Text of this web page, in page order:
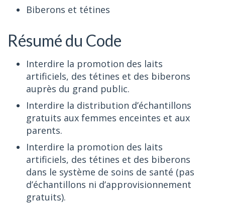
Biberons et tétines
Résumé du Code
Interdire la promotion des laits
artificiels, des tétines et des biberons
auprès du grand public.
Interdire la distribution d’échantillons
gratuits aux femmes enceintes et aux
parents.
Interdire la promotion des laits
artificiels, des tétines et des biberons
dans le système de soins de santé (pas
d’échantillons ni d’approvisionnement
gratuits).